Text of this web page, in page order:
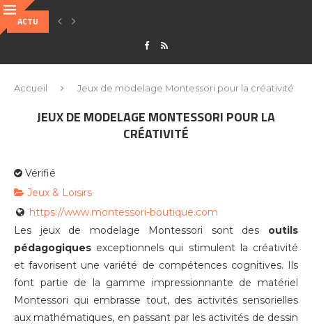
ACTU
COMMENT FONCTIONNENT LES LAYER 2 POUR RÉSOUDRE LA LENTEUR DES
Accueil Jeux de modelage Montessori pour la créativité
JEUX DE MODELAGE MONTESSORI POUR LA
CRÉATIVITÉ
Vérifié
Jeux & Loisirs
https://www.montessori-boutique.com
Les jeux de modelage Montessori sont des outils
pédagogiques exceptionnels qui stimulent la créativité
et favorisent une variété de compétences cognitives. Ils
font partie de la gamme impressionnante de matériel
Montessori qui embrasse tout, des activités sensorielles
aux mathématiques, en passant par les activités de dessin